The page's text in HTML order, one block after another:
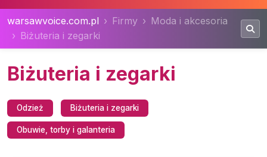
warsawvoice.com.pl Firmy
Moda i akcesoria
Biżuteria i zegarki
Biżuteria i zegarki
Odzież Biżuteria i zegarki
Obuwie, torby i galanteria